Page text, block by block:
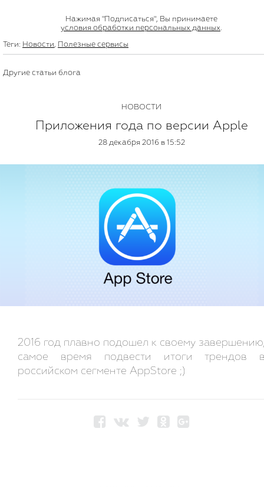
Нажимая "Подписаться", Вы принимаете
условия обработки персональных данных.
Теги: Новости, Полезные сервисы
Другие статьи блога
НОВОСТИ
Приложения года по версии Apple
28 декабря 2016 в 15:52
2016 год плавно подошел к своему
самое время подвести итоги трендов
российском сегменте AppStore ;)